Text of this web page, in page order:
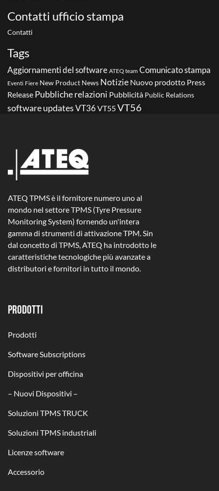
Contatti ufficio stampa
Contatti
Tags
Aggiornamenti del software ATEQ team Comunicato stampa
Eventi Fiere New Product News Notizie Nuovo prodotto Press
Release Pubbliche relazioni Pubblicità Public Relations
software updatesVT36 VT55VT56
ATEQ TPMS è il fornitore numero uno al
mondo nel settore TPMS (Tyre Pressure
Monitoring System) fornendo un'intera
gamma di strumenti di attivazione TPM. Sin
dal concetto di TPMS, ATEQ ha introdotto le
caratteristiche tecnologiche più avanzate a
distributori e fornitori in tutto il mondo.
PRODOTTI
Prodotti
Software Subscriptions
Dispositivi per officina
– Nuovi Dispositivi –
Soluzioni TPMS TRUCK
Soluzioni TPMS industriali
Licenze software
Accessorio